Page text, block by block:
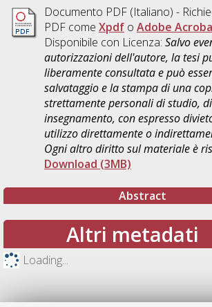
Documento PDF(Italiano) -
PDF come Xpdfo Adobe
Disponibile con Licenza: Salvo
autorizzazioni dell'autore, la tesi
liberamente consultata e può
salvataggio e la stampa di una
strettamente personali di studio,
insegnamento, con espresso
utilizzo direttamente o
Ogni altro diritto sul materiale è
Download (3MB)
Abstract
Altri metadati
Loading...